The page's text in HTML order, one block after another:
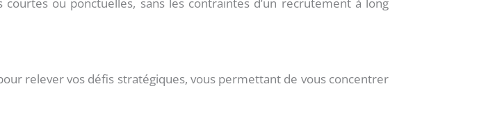
relever vos défis stratégiques, vous permettant de vous concentrer